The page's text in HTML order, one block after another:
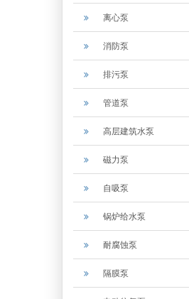
离心泵
消防泵
排污泵
管道泵
高层建筑水泵
磁力泵
自吸泵
锅炉给水泵
耐腐蚀泵
隔膜泵